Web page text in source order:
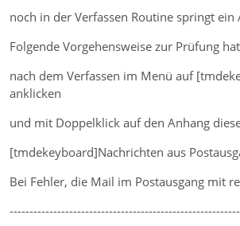
noch in der Verfassen Routine springt
Folgende Vorgehensweise zur Prüfung
nach dem Verfassen im Menü auf
anklicken
und mit Doppelklick auf den Anhang
[tmdekeyboard]Nachrichten aus
Bei Fehler, die Mail im Postausgang mit